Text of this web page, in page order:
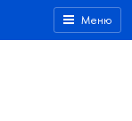
Меню